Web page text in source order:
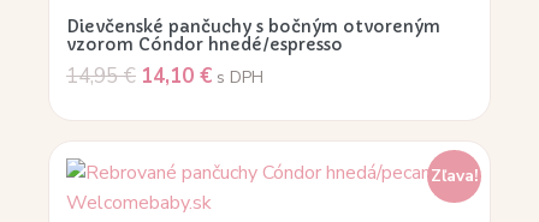
Dievčenské pančuchy s bočným otvoreným
vzorom Cóndor hnedé/espresso
14,95€ 14,10 € s DPH
Zľava!